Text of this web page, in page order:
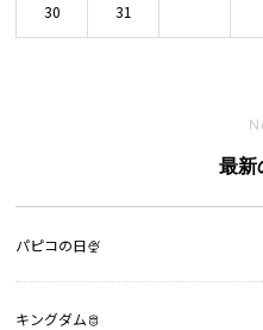
30 31
最新
パピコの日🍨
キングダム🫅